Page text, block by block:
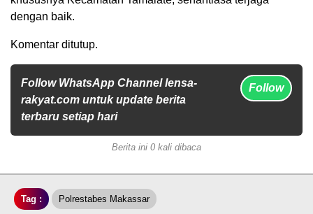
dengan baik.
Komentar ditutup.
Follow WhatsApp Channel lensa-
rakyat.com untuk update berita
terbaru setiap hari
Follow
Berita ini 0 kali dibaca
Tag : Polrestabes Makassar